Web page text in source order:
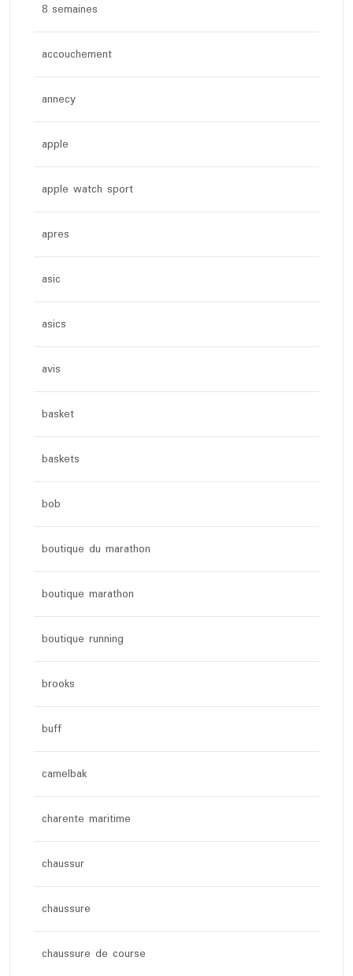
8 semaines
accouchement
annecy
apple
apple watch sport
apres
asic
asics
avis
basket
baskets
bob
boutique du marathon
boutique marathon
boutique running
brooks
buff
camelbak
charente maritime
chaussur
chaussure
chaussure de course